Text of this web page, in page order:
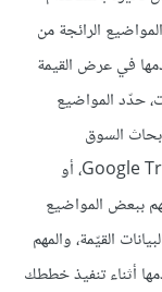
الرائجة من
في عرض القيمة
حدّد المواضيع
السوق
باستخدام التقارير الصناعيّة، والأدوات مثل Google Trends، أو
ببعض المواضيع
القيّمة، والمهم
أثناء تنفيذ خططك